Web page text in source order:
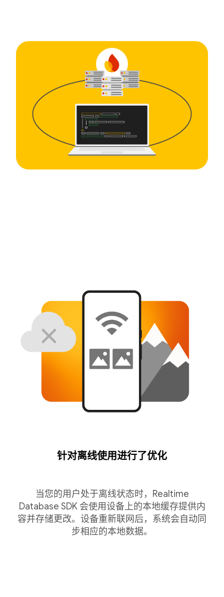
针对离线使用进行了优化
当您的用户处于离线状态时，Realtime
Database SDK 会使用设备上的本地缓存提供内
容并存储更改。设备重新联网后，系统会自动同
步相应的本地数据。